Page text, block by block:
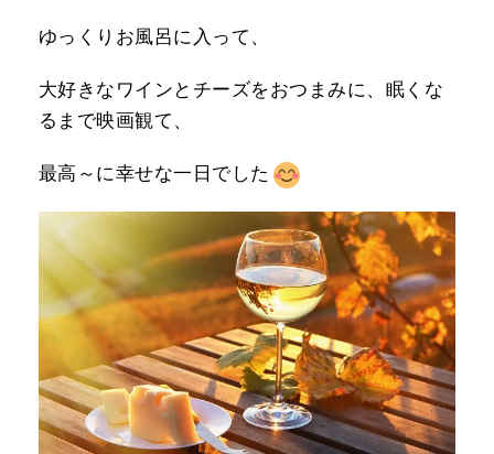
ゆっくりお風呂に入って、
大好きなワインとチーズをおつまみに、眠くな
るまで映画観て、
最高～に幸せな一日でした